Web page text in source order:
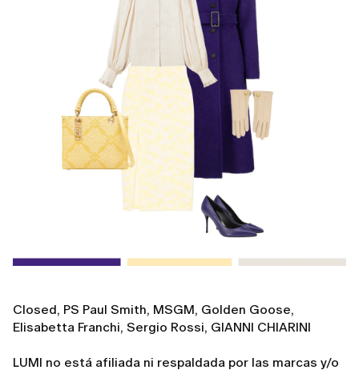
Closed, PS Paul Smith, MSGM, Golden Goose,
Elisabetta Franchi, Sergio Rossi, GIANNI CHIARINI
LUMI no está afiliada ni respaldada por las marcas y/o